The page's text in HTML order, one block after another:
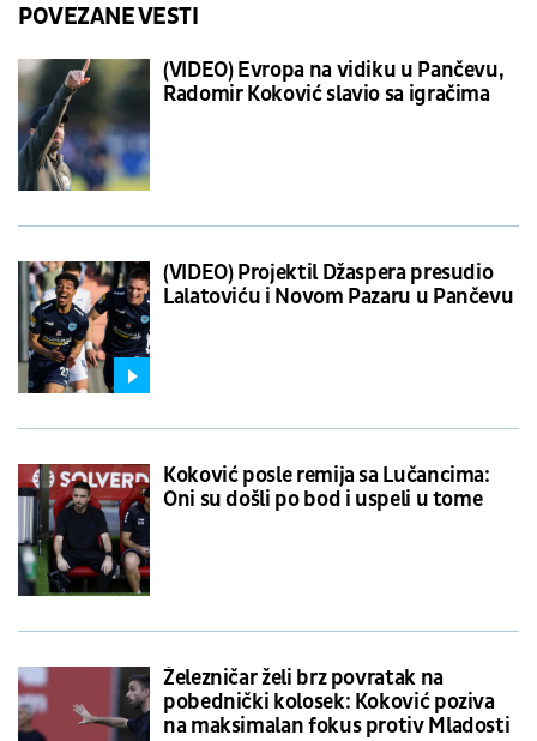
POVEZANE VESTI
(VIDEO) Evropa na vidiku u Pančevu,
Radomir Koković slavio sa igračima
(VIDEO) Projektil Džaspera presudio
Lalatoviću i Novom Pazaru u Pančevu
Koković posle remija sa Lučancima:
Oni su došli po bod i uspeli u tome
Železničar želi brz povratak na
pobednički kolosek: Koković poziva
na maksimalan fokus protiv Mladosti